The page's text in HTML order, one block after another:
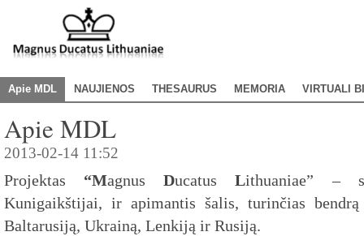
Apie MDL NAUJIENOS THESAURUS MEMORIA VIRTUALI
Apie MDL
2013-02-14 11:52
Projektas “MagnusDucatusLithuaniae” –
Kunigaikštijai, ir apimantis šalis, turinčias
Baltarusiją, Ukrainą, Lenkiją ir Rusiją.